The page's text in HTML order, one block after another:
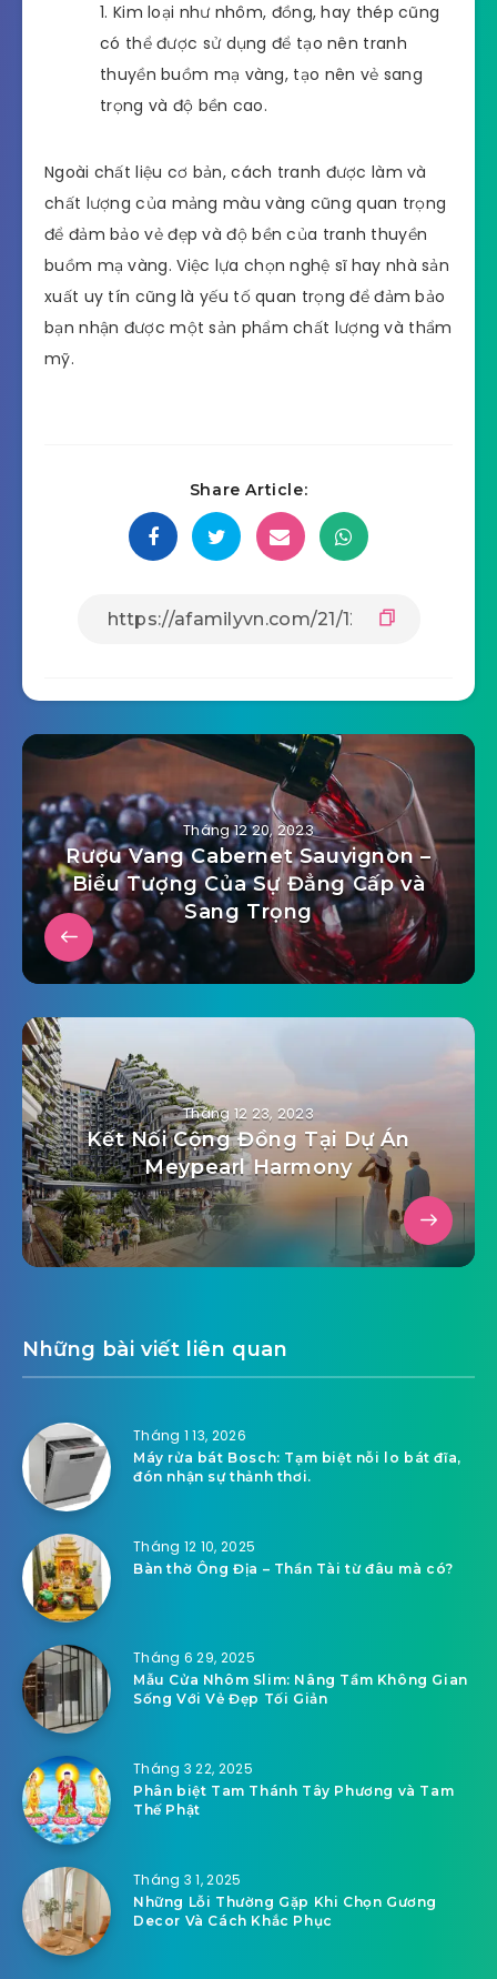
Kim loại như nhôm, đồng, hay thép cũng
có thể được sử dụng để tạo nên tranh
thuyền buồm mạ vàng, tạo nên vẻ sang
trọng và độ bền cao.
Ngoài chất liệu cơ bản, cách tranh được làm và
chất lượng của mảng màu vàng cũng quan trọng
để đảm bảo vẻ đẹp và độ bền của tranh thuyền
buồm mạ vàng. Việc lựa chọn nghệ sĩ hay nhà sản
xuất uy tín cũng là yếu tố quan trọng để đảm bảo
bạn nhận được một sản phẩm chất lượng và thẩm
mỹ.
Share Article:
Tháng 12 20, 2023
Rượu Vang Cabernet Sauvignon –
Biểu Tượng Của Sự Đẳng Cấp và
Sang Trọng
Tháng 12 23, 2023
Kết Nối Cộng Đồng Tại Dự Án
Meypearl Harmony
Những bài viết liên quan
Tháng 1 13, 2026
Máy rửa bát Bosch: Tạm biệt nỗi lo bát đĩa,
đón nhận sự thảnh thơi.
Tháng 12 10, 2025
Bàn thờ Ông Địa – Thần Tài từ đâu mà có?
Tháng 6 29, 2025
Mẫu Cửa Nhôm Slim: Nâng Tầm Không Gian
Sống Với Vẻ Đẹp Tối Giản
Tháng 3 22, 2025
Phân biệt Tam Thánh Tây Phương và Tam
Thế Phật
Tháng 3 1, 2025
Những Lỗi Thường Gặp Khi Chọn Gương
Decor Và Cách Khắc Phục